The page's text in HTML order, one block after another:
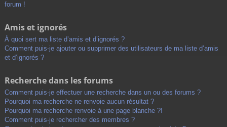
forum !
Amis et ignorés
À quoi sert ma liste d’amis et d’ignorés ?
Comment puis-je ajouter ou supprimer des utilisateurs de ma liste d’amis
et d’ignorés ?
Recherche dans les forums
Comment puis-je effectuer une recherche dans un ou des forums ?
Pourquoi ma recherche ne renvoie aucun résultat ?
Pourquoi ma recherche renvoie à une page blanche ?!
Comment puis-je rechercher des membres ?